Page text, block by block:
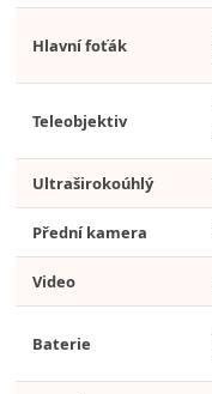
Hlavní foťák
Teleobjektiv
Ultraširokoúhlý
Přední kamera
Video
Baterie